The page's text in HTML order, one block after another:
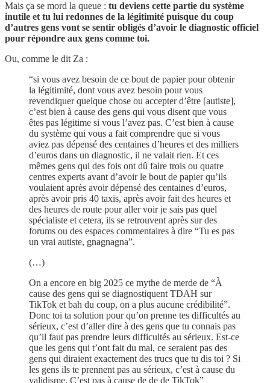
Mais ça se mord la queue : tu deviens cette partie du système
inutile et tu lui redonnes de la légitimité puisque du coup
d’autres gens vont se sentir obligés d’avoir le diagnostic officiel
pour répondre aux gens comme toi.
Ou, comme le dit Za :
“si vous avez besoin de ce bout de papier pour obtenir
la légitimité, dont vous avez besoin pour vous
revendiquer quelque chose ou accepter d’être [autiste],
c’est bien à cause des gens qui vous disent que vous
êtes pas légitime si vous l’avez pas. C’est bien à cause
du système qui vous a fait comprendre que si vous
aviez pas dépensé des centaines d’heures et des milliers
d’euros dans un diagnostic, il ne valait rien. Et ces
mêmes gens qui des fois ont dû faire trois ou quatre
centres experts avant d’avoir le bout de papier qu’ils
voulaient après avoir dépensé des centaines d’euros,
après avoir pris 40 taxis, après avoir fait des heures et
des heures de route pour aller voir je sais pas quel
spécialiste et cetera, ils se retrouvent après sur des
forums ou des espaces commentaires à dire “Tu es pas
un vrai autiste, gnagnagna”.
(…)
On a encore en big 2025 ce mythe de merde de “À
cause des gens qui se diagnostiquent TDAH sur
TikTok et bah du coup, on a plus aucune crédibilité”.
Donc toi ta solution pour qu’on prenne tes difficultés au
sérieux, c’est d’aller dire à des gens que tu connais pas
qu’il faut pas prendre leurs difficultés au sérieux. Est-ce
que les gens qui t’ont fait du mal, ce seraient pas des
gens qui diraient exactement des trucs que tu dis toi ? Si
les gens ils te prennent pas au sérieux, c’est à cause du
validisme. C’est pas à cause de de de TikTok”